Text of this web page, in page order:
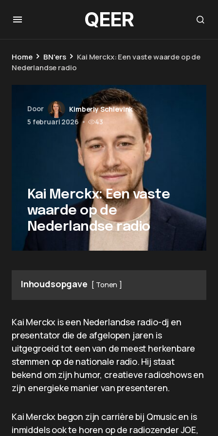
QEER
Home BN'ers
Kai Merckx: Een vaste waarde op de
Nederlandse radio
Door
Kimberly Schievink
5 februari 2026 • 43
Kai Merckx: Een vaste
waarde op de
Nederlandse radio
Inhoudsopgave Tonen
Kai Merckx is een Nederlandse radio-dj en
presentator die de afgelopen jaren is
uitgegroeid tot een van de meest herkenbare
stemmen op de nationale radio. Hij staat
bekend om zijn humor, creatieve radioshows en
zijn energieke manier van presenteren.
Kai Merckx begon zijn carrière bij Qmusic en is
inmiddels ook te horen op de radiozender JOE,